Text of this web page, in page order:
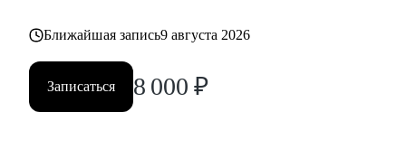
Ближайшая запись9 августа 2026
Записаться 8 000 ₽